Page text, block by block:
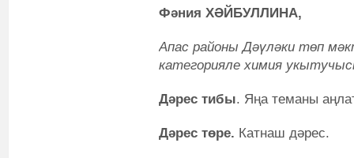
Фәния ХӘЙБУЛЛИНА,
Апас районы Дәүләки төп
категорияле химия
Дәрес тибы. Яңа теманы
Дәрес төре. Катнаш дәрес.